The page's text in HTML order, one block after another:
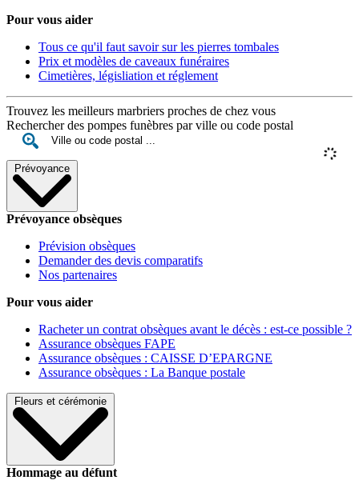
Pour vous aider
Tous ce qu'il faut savoir sur les pierres tombales
Prix et modèles de caveaux funéraires
Cimetières, législiation et réglement
Trouvez les meilleurs marbriers proches de chez vous
Rechercher des pompes funèbres par ville ou code postal
Prévoyance
Prévoyance obsèques
Prévision obsèques
Demander des devis comparatifs
Nos partenaires
Pour vous aider
Racheter un contrat obsèques avant le décès : est-ce possible ?
Assurance obsèques FAPE
Assurance obsèques : CAISSE D’EPARGNE
Assurance obsèques : La Banque postale
Fleurs et cérémonie
Hommage au défunt